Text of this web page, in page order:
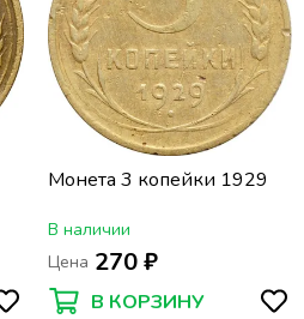
Монета 3 копейки 1929
В наличии
Цена 270 ₽
В КОРЗИНУ